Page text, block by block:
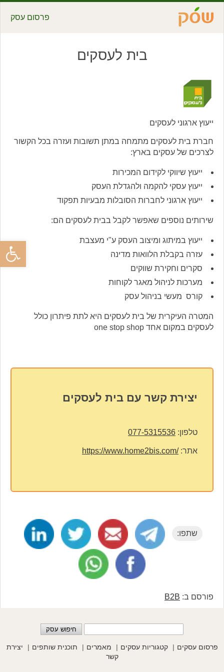
פתח
פרסום עסק
בית לעסקים
ייעוץ ארגוני לעסקים
חברת בית לעסקים מתמחה במתן תשובות ועזרה בכל הקשור
לצרכים של עסקים בארץ:
ייעוץ שיווקי לקידום המכירות
ייעוץ עסקי להקמה ולהגדלת העסק
ייעוץ ארגוני לחברות הסובלות מבעיות תפקוד
שירותים נוספים שאפשר לקבל בבית לעסקים הם:
ייעוץ במיתוג ומיצוב העסק ע"י מעצבת
עזרה בקבלת הלוואות מדינה
סקרים וחקירת שווקים
מערכות לניהול מאגר לקוחות
קורס מעשי בניהול עסק
המטרה העיקרית של בית לעסקים היא לתת פיתרון כולל
לעסקים במקום אחד one stop shop
יצירת קשר עם בית לעסקים
טלפון: 077-5315536
אתר:https://www.home2bis.com/
שתפו:
פורסם ב: B2B
פרסום עסקים קטגוריות עסקים מאמרים תוכנית שותפים
יצירת
קשר